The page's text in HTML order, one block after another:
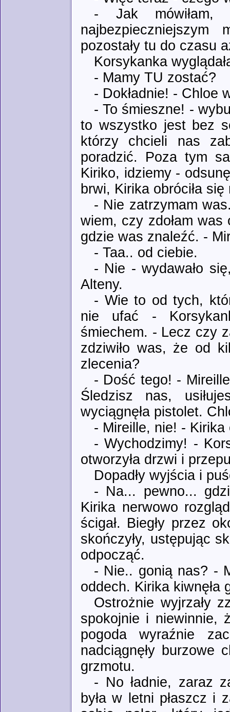
- Jak mówiłam,
pozostały tu do czasu
Korsykanka
- Mamy TU zostać?
- Dokładnie! - Chloe
- To śmieszne! -
to wszystko jest bez
którzy chcieli nas
poradzić. Poza tym
Kiriko, idziemy -
brwi, Kirika obróciła
- Nie zatrzymam
wiem, czy zdołam
gdzie was znaleźć. -
- Taa.. od ciebie.
- Nie - wydawało
Alteny.
- Wie to od tych,
nie ufać -
śmiechem. - Lecz czy
zdziwiło was, że od
zlecenia?
- Dość tego! -
Śledzisz nas,
wyciągnęła pistolet.
- Mireille, nie! - Kirika
- Wychodzimy! -
otworzyła drzwi i
Dopadły wyjścia i
- Na... pewno...
Kirika nerwowo
ścigał. Biegły przez
skończyły, ustępując
odpocząć.
- Nie.. gonią nas? -
oddech. Kirika kiwnęła
Ostrożnie wyjrzały
spokojnie i niewinnie,
pogoda wyraźnie
nadciągnęły burzowe
grzmotu.
- No ładnie, zaraz
była w letni płaszcz i